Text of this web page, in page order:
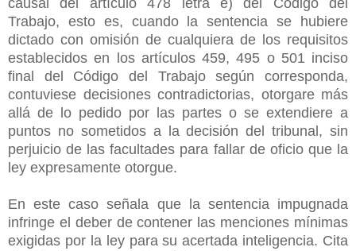
Trabajo, esto es, cuando la sentencia se hubiere
dictado con omisión de cualquiera de los requisitos
establecidos en los artículos 459, 495 o 501 inciso
final del Código del Trabajo según corresponda,
contuviese decisiones contradictorias, otorgare más
allá de lo pedido por las partes o se extendiere a
puntos no sometidos a la decisión del tribunal, sin
perjuicio de las facultades para fallar de oficio que la
ley expresamente otorgue.
En este caso señala que la sentencia impugnada
infringe el deber de contener las menciones mínimas
exigidas por la ley para su acertada inteligencia. Cita